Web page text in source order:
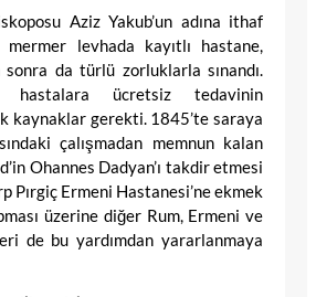
Aziz Yakub’un adına ithaf
levhada kayıtlı hastane,
sonra da türlü zorluklarla sınandı.
hastalara ücretsiz tedavinin
kaynaklar gerekti. 1845’te saraya
çalışmadan memnun kalan
Ohannes Dadyan’ı takdir etmesi
Pırgiç Ermeni Hastanesi’ne ekmek
üzerine diğer Rum, Ermeni ve
de bu yardımdan yararlanmaya